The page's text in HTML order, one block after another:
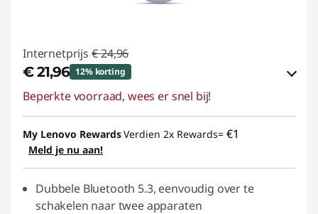
Internetprijs € 24,96
€ 21,96 12% korting
eCoupon-besparingen :-€ 3,00
eCoupon gebruiken :ACC‑SAVE
Beperkte voorraad, wees er snel bij!
My Lenovo RewardsVerdien 2x Rewards= €1
Meld je nu aan!
Dubbele Bluetooth 5.3, eenvoudig over te
schakelen naar twee apparaten